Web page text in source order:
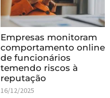
Empresas monitoram
comportamento online
de funcionários
temendo riscos à
reputação
16/12/2025